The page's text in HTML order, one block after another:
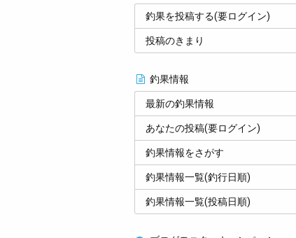
釣果を投稿する(要ログイン)
投稿のきまり
釣果情報
最新の釣果情報
あなたの投稿(要ログイン)
釣果情報をさがす
釣果情報一覧(釣行日順)
釣果情報一覧(投稿日順)